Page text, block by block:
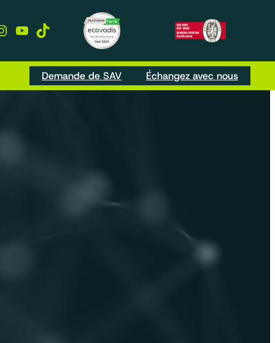
YouTube
TikTok
Demande de SAV Échangez avec nous